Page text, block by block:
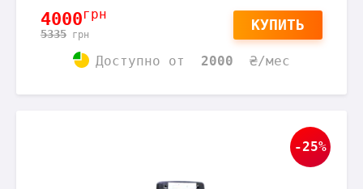
4000грн
5335 грн
КУПИТЬ
Доступно от 2000 ₴/мес
-25%